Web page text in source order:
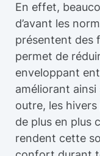
En effet,
d’avant les
présentent des
permet de
enveloppant
améliorant
outre, les
de plus en plus
rendent cette